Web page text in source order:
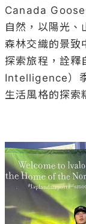
Canada Goose
自然，以陽光、
森林交織的景致
探索旅程，詮
Intelligence）
生活風格的探索